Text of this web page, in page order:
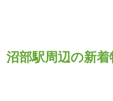
沼部駅周辺の新